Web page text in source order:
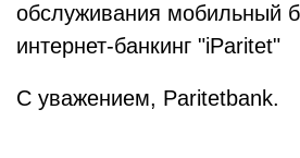
обслуживания мобильный
интернет-банкинг "iParitet"
С уважением, Paritetbank.